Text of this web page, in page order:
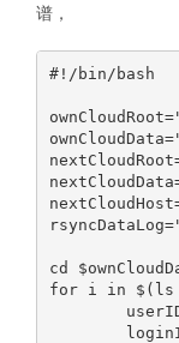
谱，
#!/bin/bash
cd
for i in $(ls